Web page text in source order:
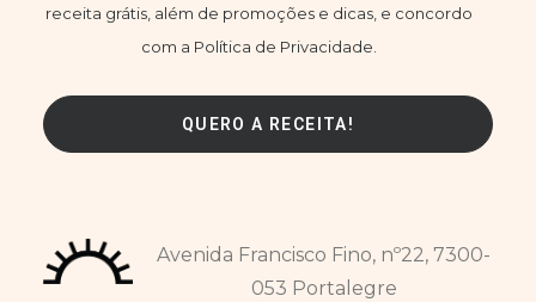
receita grátis, além de promoções e dicas, e concordo
com a Política de Privacidade.
Avenida Francisco Fino, nº22, 7300-
053 Portalegre